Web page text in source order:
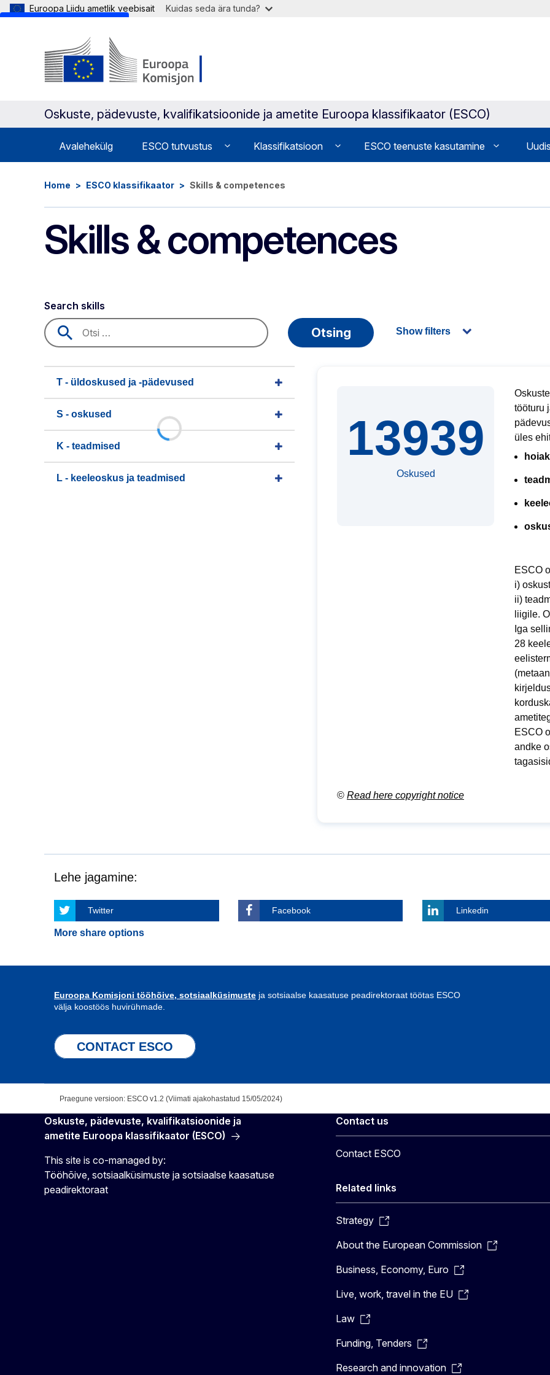
Euroopa Liidu ametlik veebisait Kuidas seda ära tunda?
Oskuste, pädevuste, kvalifikatsioonide ja ametite Euroopa klassifikaator (ESCO)
Avalehekülg ESCO tutvustus Klassifikatsioon ESCO teenuste kasutamine
Home ESCO klassifikaator Skills & competences
Skills & competences
Search skills
Otsing Show filters
T - üldoskused ja -pädevused
S - oskused
K - teadmised
L - keeleoskus ja teadmised
13939
Oskused
tööturu
üles
ESCO
i)
ii)
liigile.
Iga
28
ESCO
andke
© Read here copyright notice
Lehe jagamine:
Twitter Facebook Linkedin
More share options
Euroopa Komisjoni tööhõive, sotsiaalküsimuste ja sotsiaalse kaasatuse peadirektoraat töötas ESCO
välja koostöös huvirühmade.
CONTACT ESCO
Praegune versioon: ESCO v1.2 (Viimati ajakohastatud 15/05/2024)
Oskuste, pädevuste, kvalifikatsioonide ja
ametite Euroopa klassifikaator (ESCO)
This site is co-managed by:
Tööhõive, sotsiaalküsimuste ja sotsiaalse kaasatuse
peadirektoraat
Contact us
Contact ESCO
Related links
Strategy
About the European Commission
Business, Economy, Euro
Live, work, travel in the EU
Law
Funding, Tenders
Research and innovation